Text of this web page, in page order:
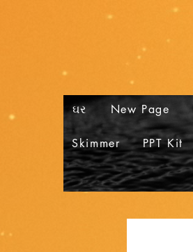
ઘર New Page
Skimmer PPT Kit